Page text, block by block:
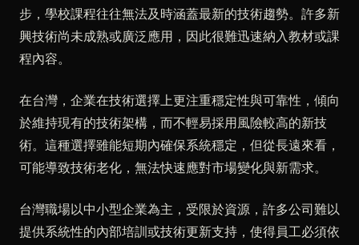
步，學校課程往往無法及時涵蓋最新的技術趨勢。許多新
興技術尚未成熟或廣泛應用，因此很難迅速納入教材或課
程內容。
在台灣，企業在技術選擇上更注重穩定性與可靠性，傾向
於維持現有的技術架構，而不輕易採用風險較高的新技
術。這種選擇雖能短期內確保系統穩定，但從長遠來看，
可能導致技術老化，無法快速應對市場變化與新需求。
台灣職場以中小型企業為主，受限於資源，許多公司難以
提供系統性的內部培訓或技術更新支持，使得員工必須依